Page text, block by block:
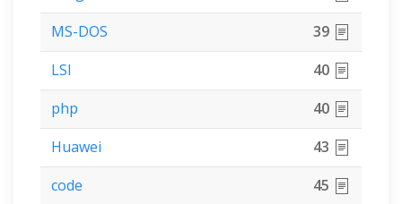
MS-DOS
39
LSI
40
php
40
Huawei
43
code
45